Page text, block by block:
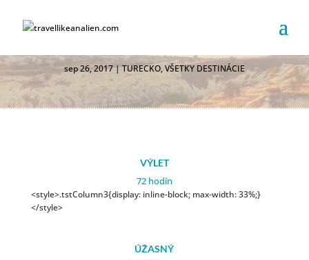
KAPADOKYA
sep 26, 2017|TURECKO,VŠETKY DESTINÁCIE
VÝLET
72 hodín
<style>.tstColumn3{display: inline-block; max-width: 33%;}
</style>
ÚŽASNÝ